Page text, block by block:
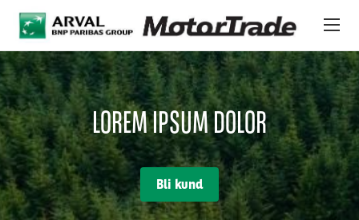
Hoppa till huvudinnehåll
LOREM IPSUM DOLOR
Bli kund
24/7 PLATFORM
FORDON
OM OSS
INTERNATIONELLT LAGER